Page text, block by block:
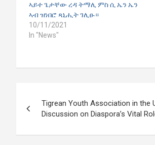
ኣይተ ጌታቸው ረዳ ትማሊ ምስ ሲ ኤን ኤን
ኣብ ዝነበሮ ጻኒሒት ገሊፁ።
10/11/2021
In "News"
navigation
Tigrean Youth Association in the
Discussion on Diaspora’s Vital